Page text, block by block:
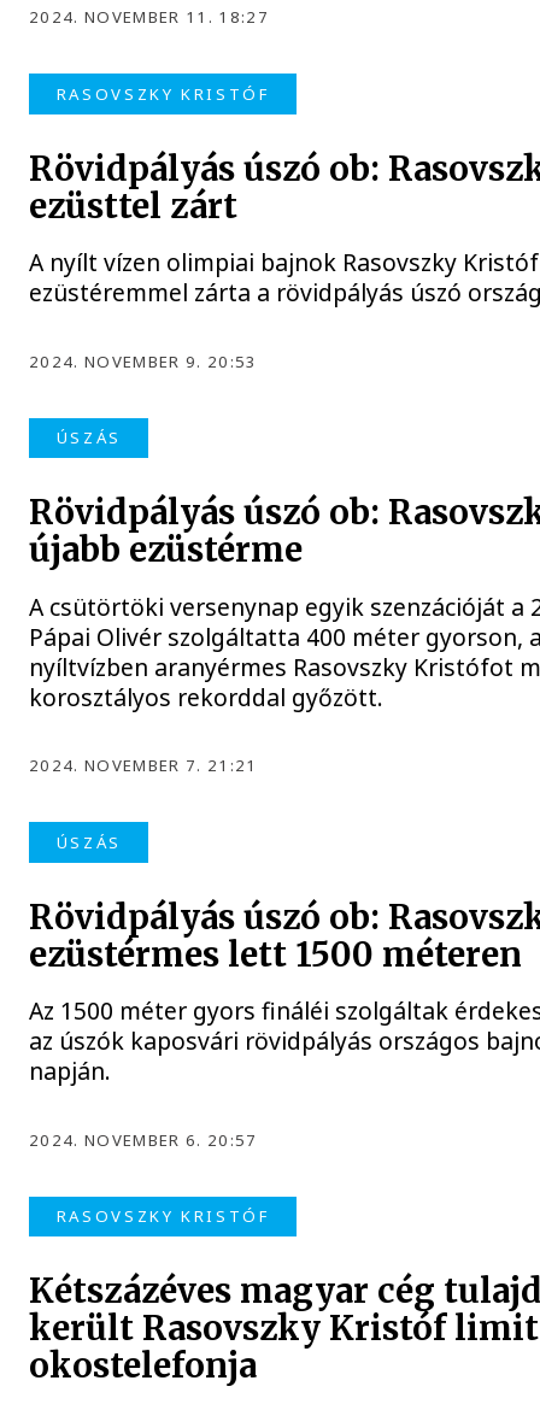
2024. NOVEMBER 11. 18:27
RASOVSZKY KRISTÓF
Rövidpályás úszó ob:
ezüsttel zárt
A nyílt vízen olimpiai bajnok Rasovszky
ezüstéremmel zárta a rövidpályás úszó
2024. NOVEMBER 9. 20:53
ÚSZÁS
Rövidpályás úszó ob:
újabb ezüstérme
A csütörtöki versenynap egyik szenzációját a
Pápai Olivér szolgáltatta 400 méter gyorson,
nyíltvízben aranyérmes Rasovszky Kristófot
korosztályos rekorddal győzött.
2024. NOVEMBER 7. 21:21
ÚSZÁS
Rövidpályás úszó ob:
ezüstérmes lett 1500 méteren
Az 1500 méter gyors fináléi szolgáltak
az úszók kaposvári rövidpályás országos
napján.
2024. NOVEMBER 6. 20:57
RASOVSZKY KRISTÓF
Kétszázéves magyar cég
került Rasovszky Kristóf
okostelefonja